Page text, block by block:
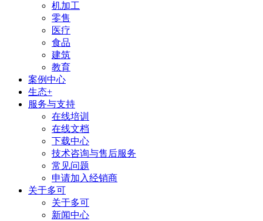
机加工
零售
医疗
食品
建筑
教育
案例中心
生态+
服务与支持
在线培训
在线文档
下载中心
技术咨询与售后服务
常见问题
申请加入经销商
关于多可
关于多可
新闻中心